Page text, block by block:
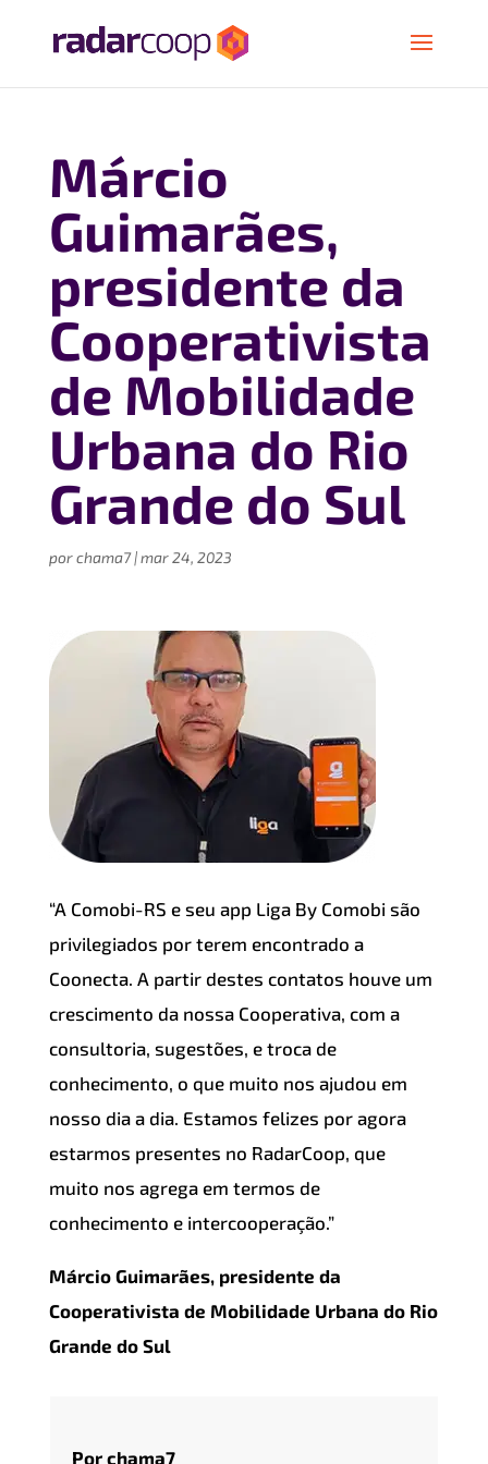
Márcio
Guimarães,
presidente da
Cooperativista
de Mobilidade
Urbana do Rio
Grande do Sul
porchama7|mar 24, 2023
“A Comobi-RS e seu app Liga By Comobi são
privilegiados por terem encontrado a
Coonecta. A partir destes contatos houve um
crescimento da nossa Cooperativa, com a
consultoria, sugestões, e troca de
conhecimento, o que muito nos ajudou em
nosso dia a dia. Estamos felizes por agora
estarmos presentes no RadarCoop, que
muito nos agrega em termos de
conhecimento e intercooperação.”
Márcio Guimarães, presidente da
Cooperativista de Mobilidade Urbana do Rio
Grande do Sul
Por chama7